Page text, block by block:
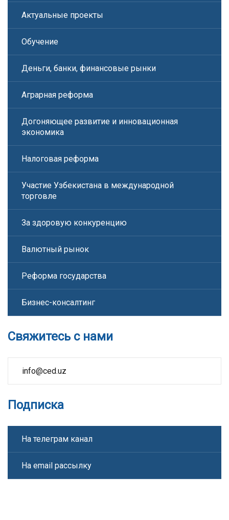
Актуальные проекты
Обучение
Деньги, банки, финансовые рынки
Аграрная реформа
Догоняющее развитие и инновационная
экономика
Налоговая реформа
Участие Узбекистана в международной
торговле
За здоровую конкуренцию
Валютный рынок
Реформа государства
Бизнес-консалтинг
Свяжитесь с нами
info@ced.uz
Подписка
На телеграм канал
На email рассылку